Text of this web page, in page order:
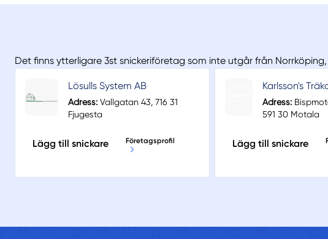
Det finns ytterligare 3st snickeriföretag som inte utgår från
Lösulls System AB
Adress:Vallgatan 43, 716 31
Fjugesta
Lägg till snickare Företagsprofil
Karlsson's
Adress:
591 30 Motala
Lägg till snickare